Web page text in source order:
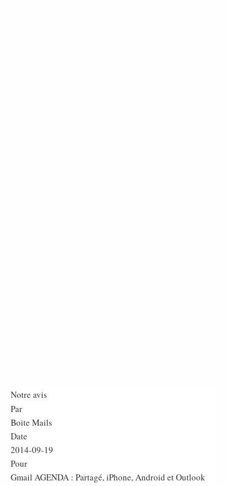
Notre avis
Par
Boite Mails
Date
2014-09-19
Pour
Gmail AGENDA : Partagé, iPhone, Android et Outlook